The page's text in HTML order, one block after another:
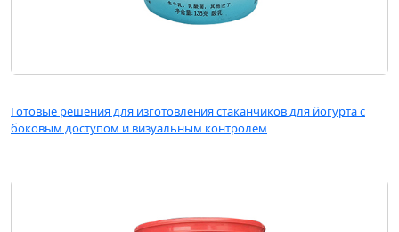
Готовые решения для изготовления стаканчиков для йогурта с
боковым доступом и визуальным контролем